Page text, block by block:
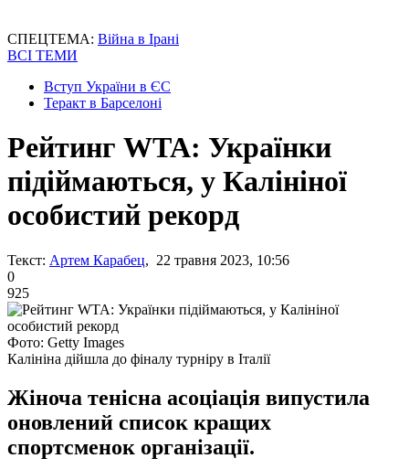
СПЕЦТЕМА: Війна в Ірані
ВСІ ТЕМИ
Вступ України в ЄС
Теракт в Барселоні
Рейтинг WTA: Українки
підіймаються, у Калініної
особистий рекорд
Текст: Артем Карабец, 22 травня 2023, 10:56
0
925
Фото: Getty Images
Калініна дійшла до фіналу турніру в Італії
Жіноча тенісна асоціація випустила
оновлений список кращих
спортсменок організації.